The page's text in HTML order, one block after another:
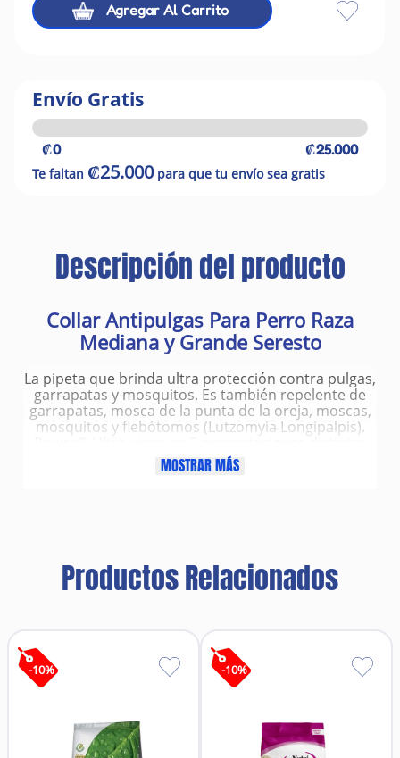
Agregar Al Carrito
Envío Gratis
₡0 ₡25.000
Te faltan ₡25.000para que tu envío sea gratis
Descripción del producto
Collar Antipulgas Para Perro Raza
Mediana y Grande Seresto
La pipeta que brinda ultra protección contra pulgas,
garrapatas y mosquitos. Es también repelente de
garrapatas, mosca de la punta de la oreja, moscas,
mosquitos y flebótomos (Lutzomyia Longipalpis).
correspondiente al peso de la mascota, de 2 a 4kg,
de 5 a 10kg, de 11 a 20kg, de 21 a 40kg y de 41 a
MOSTRAR MÁS
Productos Relacionados
-10% -10%